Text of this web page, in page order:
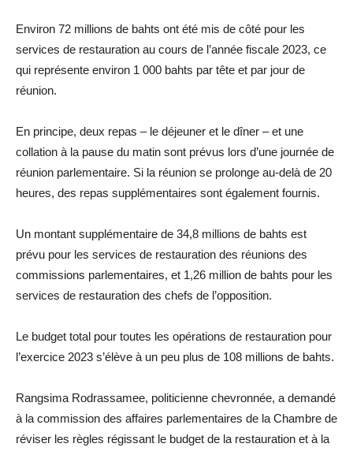
Environ 72 millions de bahts ont été mis de côté pour les
services de restauration au cours de l’année fiscale 2023, ce
qui représente environ 1 000 bahts par tête et par jour de
réunion.
En principe, deux repas – le déjeuner et le dîner – et une
collation à la pause du matin sont prévus lors d’une journée de
réunion parlementaire. Si la réunion se prolonge au-delà de 20
heures, des repas supplémentaires sont également fournis.
Un montant supplémentaire de 34,8 millions de bahts est
prévu pour les services de restauration des réunions des
commissions parlementaires, et 1,26 million de bahts pour les
services de restauration des chefs de l’opposition.
Le budget total pour toutes les opérations de restauration pour
l’exercice 2023 s’élève à un peu plus de 108 millions de bahts.
Rangsima Rodrassamee, politicienne chevronnée, a demandé
à la commission des affaires parlementaires de la Chambre de
réviser les règles régissant le budget de la restauration et à la